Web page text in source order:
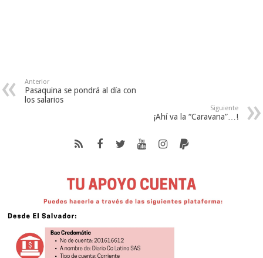
Anterior
Pasaquina se pondrá al día con
los salarios
Siguiente
¡Ahí va la “Caravana”…!